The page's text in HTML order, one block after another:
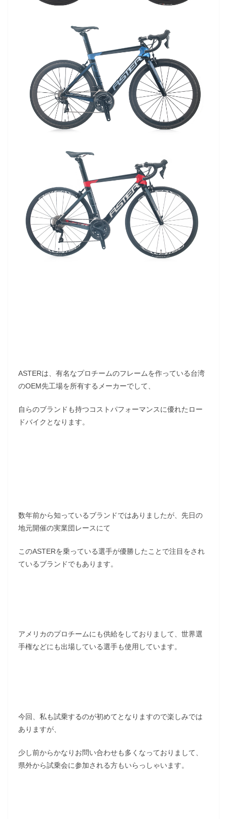
ASTERは、有名なプロチームのフレームを作っている台湾
のOEM先工場を所有するメーカーでして、
自らのブランドも持つコストパフォーマンスに優れたロー
ドバイクとなります。
数年前から知っているブランドではありましたが、先日の
地元開催の実業団レースにて
このASTERを乗っている選手が優勝したことで注目をされ
ているブランドでもあります。
アメリカのプロチームにも供給をしておりまして、世界選
手権などにも出場している選手も使用しています。
今回、私も試乗するのが初めてとなりますので楽しみでは
ありますが、
少し前からかなりお問い合わせも多くなっておりまして、
県外から試乗会に参加される方もいらっしゃいます。